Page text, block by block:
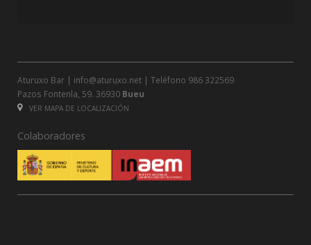
Aturuxo Bar | info@aturuxo.net | Teléfono 986 322569
Pazos Fontenla, 59. 36930 Bueu
VER MAPA DE LOCALIZACIÓN
Colaboradores